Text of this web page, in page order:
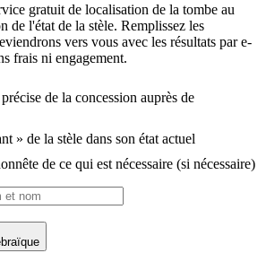
gratuit de localisation de la tombe au
de l'état de la stèle. Remplissez les
vers vous avec les résultats par e-
frais ni engagement.
de la concession auprès de
» de la stèle dans son état actuel
de ce qui est nécessaire (si nécessaire)